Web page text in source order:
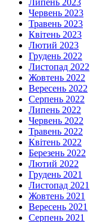
Червень 2023
Травень 2023
Квітень 2023
Лютий 2023
Грудень 2022
Листопад 2022
Жовтень 2022
Вересень 2022
Серпень 2022
Липень 2022
Червень 2022
Травень 2022
Квітень 2022
Березень 2022
Лютий 2022
Грудень 2021
Листопад 2021
Жовтень 2021
Вересень 2021
Серпень 2021